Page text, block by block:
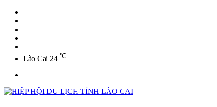
Lào Cai 24 ℃